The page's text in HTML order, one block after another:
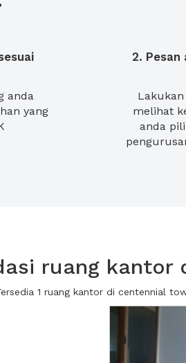
anda
yang
2. Pesan
melihat
anda
ruang
1 ruang kantor di centennial